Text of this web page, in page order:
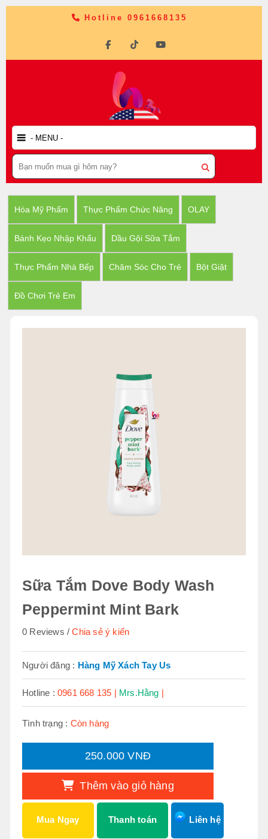
Hotline 0961668135
Hóa Mỹ Phẩm Thực Phẩm Chức Năng OLAY
Bánh Kẹo Nhập Khẩu Dầu Gội Sữa Tắm
Thực Phẩm Nhà Bếp Chăm Sóc Cho Trẻ Bột Giặt
Đồ Chơi Trẻ Em
Sữa Tắm Dove Body Wash
Peppermint Mint Bark
0 Reviews Chia sẻ ý kiến
Người đăng : Hàng Mỹ Xách Tay Us
Hotline :0961 668 135 | Mrs.Hằng |
Tình trạng : Còn hàng
250.000 VNĐ
Thêm vào giỏ hàng
Mua Ngay Thanh toán Liên hệ